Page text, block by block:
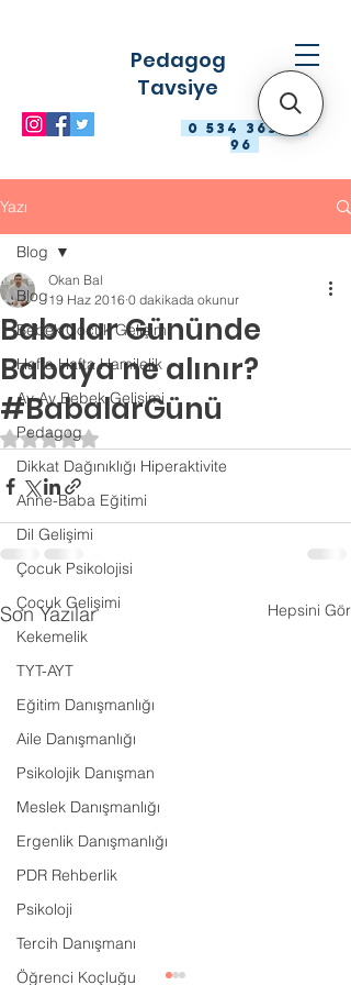
0 534 363 98
96
Pedagog
Tavsiye
Yazı
Blog
Bebek Çocuk Gelişimi
Hafta Hafta Hamilelik
Ay Ay Bebek Gelişimi
Pedagog
Dikkat Dağınıklığı Hiperaktivite
Anne-Baba Eğitimi
Dil Gelişimi
Çocuk Psikolojisi
Çocuk Gelişimi
Kekemelik
TYT-AYT
Eğitim Danışmanlığı
Aile Danışmanlığı
Psikolojik Danışman
Meslek Danışmanlığı
Ergenlik Danışmanlığı
PDR Rehberlik
Psikoloji
Tercih Danışmanı
Öğrenci Koçluğu
Blog
Babalar Gününde
Babaya ne alınır?
#BabalarGünü
Okan Bal
19 Haz 2016 0 dakikada okunur
5 üzerinden NaN yıldız
Son Yazılar Hepsini Gör